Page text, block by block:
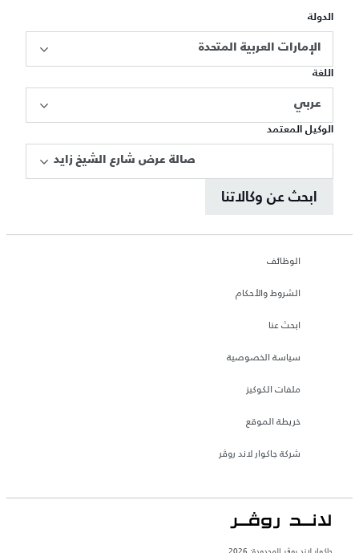
الدولة
الإمارات العربية المتحدة
اللغة
عربي
الوكيل المعتمد
صالة عرض شارع الشيخ زايد
ابحث عن وكالاتنا
الوظائف
الشروط والأحكام
ابحث عنا
سياسة الخصوصية
ملفات الكوكيز
خريطة الموقع
شركة جاكوار لاند روڤر